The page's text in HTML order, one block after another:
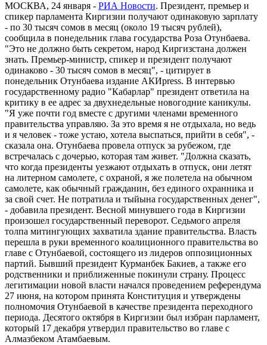
МОСКВА, 24 января - РИА Новости. Президент, премьер и
спикер парламента Киргизии получают одинаковую зарплату
- по 30 тысяч сомов в месяц (около 19 тысяч рублей),
сообщила в понедельник глава государства Роза Отунбаева.
"Это не должно быть секретом, народ Киргизстана должен
знать. Премьер-министр, спикер и президент получают
одинаково - 30 тысяч сомов в месяц", - цитирует в
понедельник Отунбаева издание АКИpress. В интервью
государственному радио "Кабарлар" президент ответила на
критику в ее адрес за двухнедельные новогодние каникулы.
"Я уже почти год вместе с другими членами временного
правительства управляю. За это время я не отдыхала, но ведь
и я человек - тоже устаю, хотела выспаться, прийти в себя", -
сказала она. Отунбаева провела отпуск за рубежом, где
встречалась с дочерью, которая там живет. "Должна сказать,
что когда президенты уезжают отдыхать в отпуск, они летят
на литерном самолете, с охраной, я же полетела на обычном
самолете, как обычный гражданин, без единого охранника и
за свой счет. Не потратила и тыйына государственных денег",
- добавила президент. Весной минувшего года в Киргизии
произошел государственный переворот. Седьмого апреля
толпа митингующих захватила здание правительства. Власть
перешла в руки временного коалиционного правительства во
главе с Отунбаевой, состоящего из лидеров оппозиционных
партий. Бывший президент Курманбек Бакиев, а также его
родственники и приближенные покинули страну. Процесс
легитимации новой власти начался проведением референдума
27 июня, на котором принята Конституция и утверждены
полномочия Отунбаевой в качестве президента переходного
периода. Десятого октября в Киргизии был избран парламент,
который 17 декабря утвердил правительство во главе с
Алмазбеком Атамбаевым.